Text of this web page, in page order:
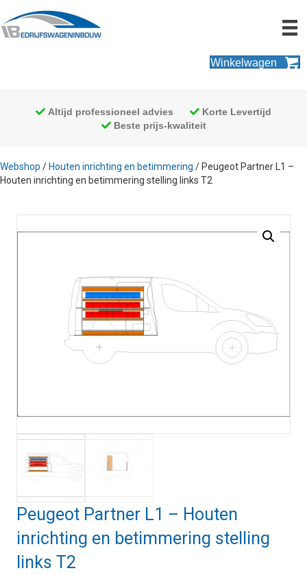
Winkelwagen
Altijd professioneel advies
Korte Levertijd
Beste prijs-kwaliteit
Webshop / Houten inrichting en betimmering / Peugeot Partner L1 –
Houten inrichting en betimmering stelling links T2
Peugeot Partner L1 – Houten
inrichting en betimmering stelling
links T2